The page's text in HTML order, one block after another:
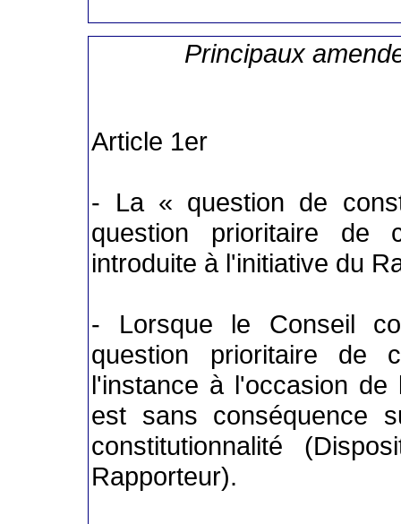
Principaux
Article 1er
- La « question de
question prioritaire de
introduite à l'initiative du
- Lorsque le Conseil
question prioritaire de
l'instance à l'occasion
est sans conséquence
constitutionnalité
Rapporteur).